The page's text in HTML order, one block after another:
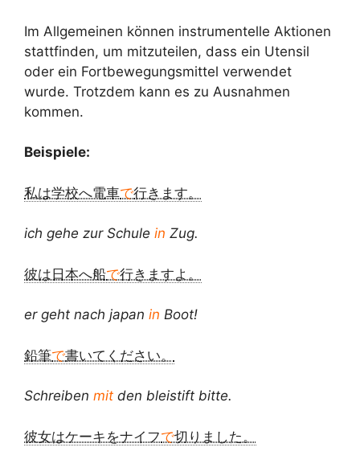
Im Allgemeinen können instrumentelle Aktionen
stattfinden, um mitzuteilen, dass ein Utensil
oder ein Fortbewegungsmittel verwendet
wurde. Trotzdem kann es zu Ausnahmen
kommen.
Beispiele:
私は学校へ電車で行きます。
ich gehe zur Schule in Zug.
彼は日本へ船で行きますよ。
er geht nach japan in Boot!
鉛筆で書いてください。
Schreiben mit den bleistift bitte.
彼女はケーキをナイフで切りました。